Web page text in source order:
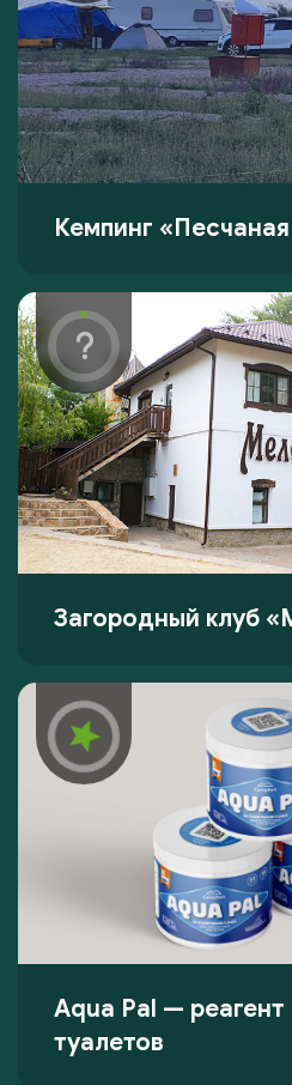
Кемпинг
Загородный клуб
Aqua Pal —
туалетов